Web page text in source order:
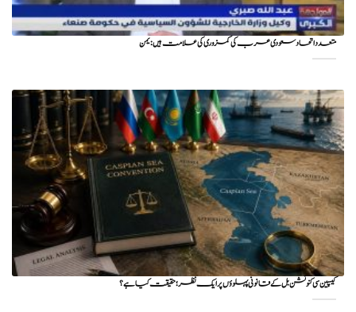
متعدد اتحاد سعودی عرب کی کمزوری کی علامت ہیں : یمن
کیسپین سی کنونشن بل کے قانونی پہلوؤں پر ایک نظر؛ حقیقت کیا ہے؟